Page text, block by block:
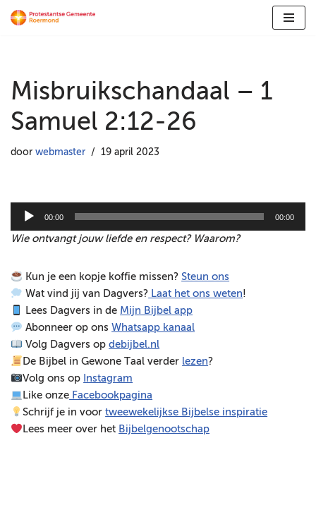
inhoud
Misbruikschandaal – 1
Samuel 2:12-26
door webmaster 19 april 2023
d
o
s
p
e
l
e
r
00:00 00:00
Wie ontvangt jouw liefde en respect? Waarom?
Kun je een kopje koffie missen?Steun ons
Wat vind jij van Dagvers? Laat het ons weten!
Lees Dagvers in de Mijn Bijbel app
Abonneer op onsWhatsapp kanaal
Volg Dagvers opdebijbel.nl
De Bijbel in Gewone Taal verder lezen?
Volg ons op Instagram
Like onze Facebookpagina
Schrijf je in voortweewekelijkse Bijbelse inspiratie
Lees meer over het Bijbelgenootschap